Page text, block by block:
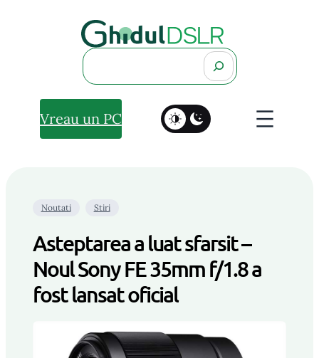
Search
Vreau un PC
Noutati Stiri
Asteptarea a luat sfarsit –
Noul Sony FE 35mm f/1.8 a
fost lansat oficial